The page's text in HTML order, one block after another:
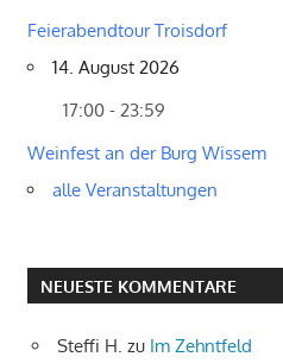
Feierabendtour Troisdorf
14. August 2026
17:00 - 23:59
Weinfest an der Burg Wissem
alle Veranstaltungen
NEUESTE KOMMENTARE
Steffi H. zu Im Zehntfeld